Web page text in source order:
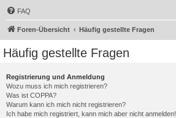
FAQ
Foren-Übersicht Häufig gestellte Fragen
Häufig gestellte Fragen
Registrierung und Anmeldung
Wozu muss ich mich registrieren?
Was ist COPPA?
Warum kann ich mich nicht registrieren?
Ich habe mich registriert, kann mich aber nicht anmelden!